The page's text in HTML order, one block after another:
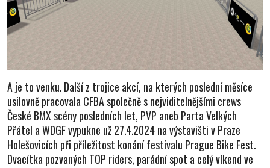
A je to venku. Další z trojice akcí, na kterých poslední měsíce
usilovně pracovala CFBA společně s nejviditelnějšími crews
České BMX scény posledních let, PVP aneb Parta Velkých
Přátel a WDGF vypukne už 27.4.2024 na výstavišti v Praze
Holešovicích při příležitost konání festivalu Prague Bike Fest.
Dvacítka pozvaných TOP riders, parádní spot a celý víkend ve